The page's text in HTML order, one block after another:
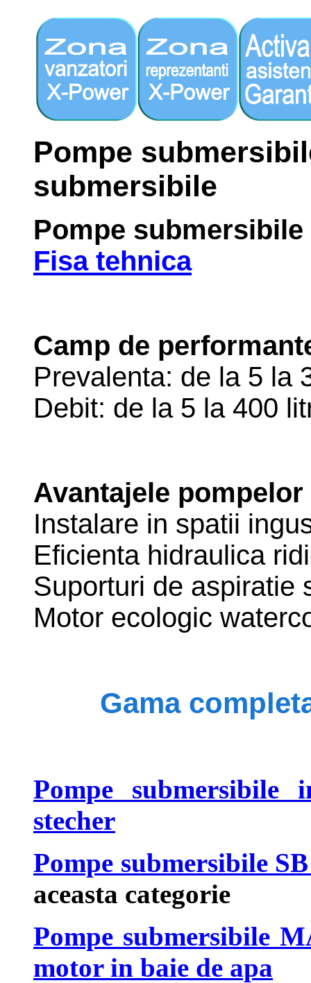
Pompe
submersibile
Pompe submersibile
Fisa tehnica
Camp de
Prevalenta: de la 5 la
Debit: de la 5 la 400
Avantajele pompelor
Instalare in spatii
Eficienta hidraulica
Suporturi de aspiratie
Motor ecologic
Gama
Pompe
stecher
Pompe submersibile
aceasta categorie
Pompe submersibile
motor in baie de apa